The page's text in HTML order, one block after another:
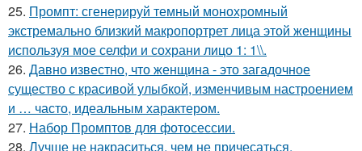
25. Промпт: сгенерируй темный монохромный
экстремально близкий макропортрет лица этой женщины
используя мое селфи и сохрани лицо 1: 1\\.
26. Давно известно, что женщина - это загадочное
существо с красивой улыбкой, изменчивым настроением
и … часто, идеальным характером.
27. Набор Промптов для фотосессии.
28. Лучше не накраситься, чем не причесаться.